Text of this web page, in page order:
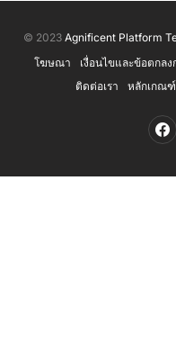
© 2023 Agnificent Platform
โฆษณา เงื่อนไขและข้อตกลง
ติดต่อเรา
หลักเกณ